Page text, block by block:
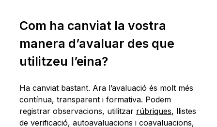
Com ha canviat la vostra
manera d’avaluar des que
utilitzeu l’eina?
Ha canviat bastant. Ara l’avaluació és molt més
contínua, transparent i formativa. Podem
registrar observacions, utilitzar rúbriques, llistes
de verificació, autoavaluacions i coavaluacions,